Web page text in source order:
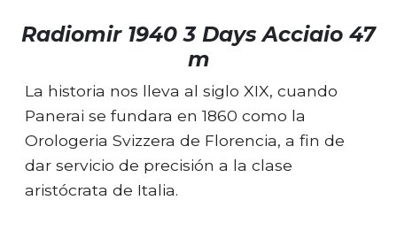
Radiomir 1940 3 Days Acciaio 47
m
La historia nos lleva al siglo XIX, cuando
Panerai se fundara en 1860 como la
Orologeria Svizzera de Florencia, a fin de
dar servicio de precisión a la clase
aristócrata de Italia.